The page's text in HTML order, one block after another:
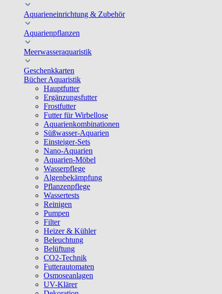
Aquarieneinrichtung & Zubehör
Aquarienpflanzen
Meerwasseraquaristik
Geschenkkarten
Bücher Aquaristik
Hauptfutter
Ergänzungsfutter
Frostfutter
Futter für Wirbellose
Aquarienkombinationen
Süßwasser-Aquarien
Einsteiger-Sets
Nano-Aquarien
Aquarien-Möbel
Wasserpflege
Algenbekämpfung
Pflanzenpflege
Wassertests
Reinigen
Pumpen
Filter
Heizer & Kühler
Beleuchtung
Belüftung
CO2-Technik
Futterautomaten
Osmoseanlagen
UV-Klärer